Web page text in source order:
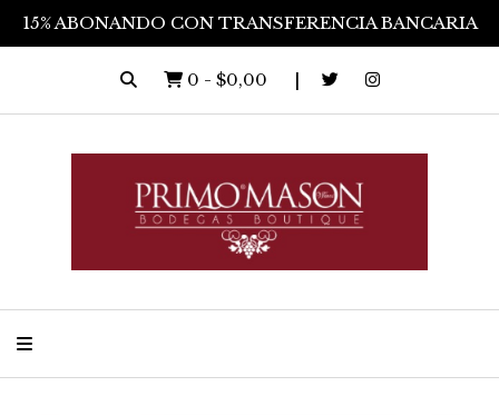
15% ABONANDO CON TRANSFERENCIA BANCARIA
0 - $0,00